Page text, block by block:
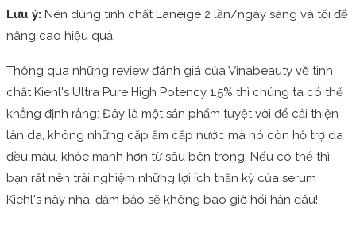
Lưu ý: Nên dùng tinh chất Laneige 2 lần/ngày sáng và tối để
nâng cao hiệu quả.
Thông qua những review đánh giá của Vinabeauty về tinh
chất Kiehl's Ultra Pure High Potency 1.5% thì chúng ta có thể
khẳng định rằng: Đây là một sản phẩm tuyệt vời để cải thiện
làn da, không những cấp ẩm cấp nước mà nó còn hỗ trợ da
đều màu, khỏe mạnh hơn từ sâu bên trong. Nếu có thể thì
bạn rất nên trải nghiệm những lợi ích thần kỳ của serum
Kiehl's này nha, đảm bảo sẽ không bao giờ hối hận đâu!